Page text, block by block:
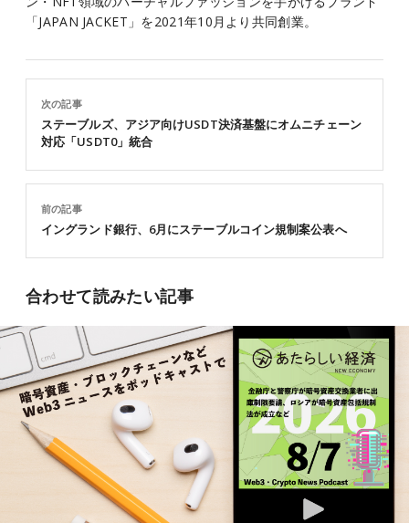
「JAPAN JACKET」を2021年10月より共同創業。
前の記事
イングランド銀行、6月にステーブルコイン規制案公表へ
次の記事
ステーブルズ、アジア向けUSDT決済基盤にオムニチェーン
対応「USDT0」統合
合わせて読みたい記事